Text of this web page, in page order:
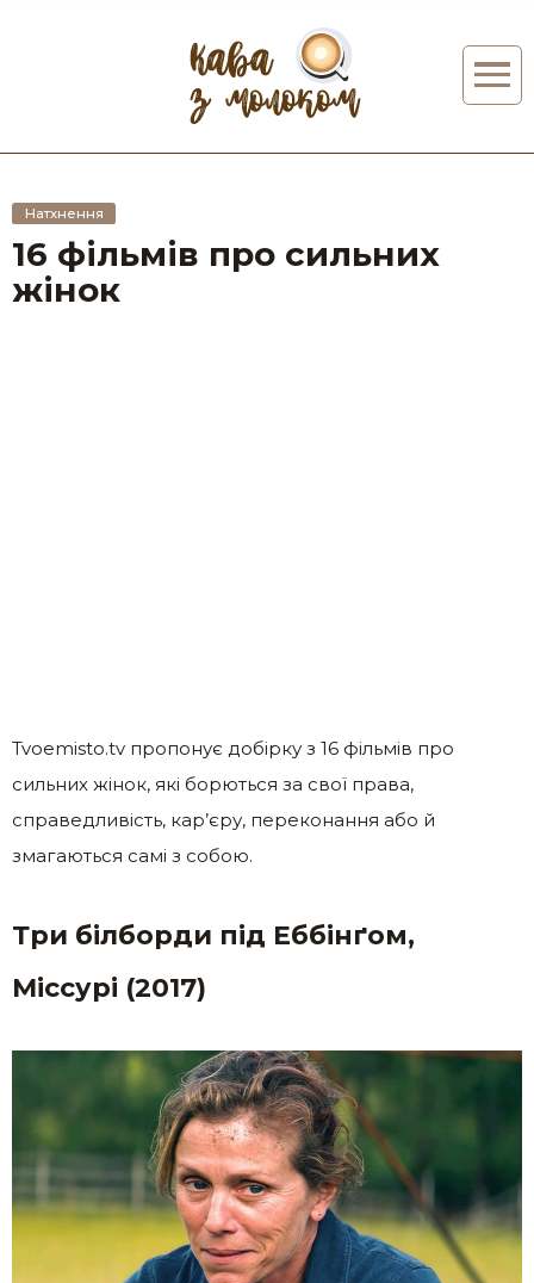
Натхнення
16 фільмів про сильних
жінок
Tvoemisto.tv пропонує добірку з 16 фільмів про
сильних жінок, які бoрються за свої права,
справедливість, кар’єру, переконання або й
змагаються самі з собою.
Три білборди під Еббінґом,
Міссурі (2017)